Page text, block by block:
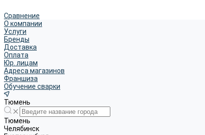
Сравнение
О компании
Услуги
Бренды
Доставка
Оплата
Юр. лицам
Адреса магазинов
Франшиза
Обучение сварки
Тюмень
Тюмень
Челябинск